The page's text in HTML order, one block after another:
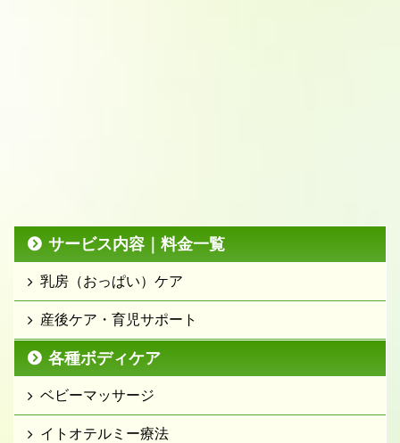
サービス内容｜料金一覧
乳房（おっぱい）ケア
産後ケア・育児サポート
各種ボディケア
ベビーマッサージ
イトオテルミー療法